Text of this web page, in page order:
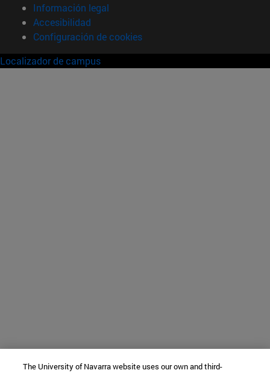
Información legal
Accesibilidad
Configuración de cookies
Localizador de campus
The University of Navarra website uses our own and third-